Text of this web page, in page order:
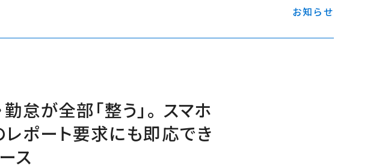
お知らせ
怠が全部「整う」。 スマホ
ポート要求にも即応でき
ス